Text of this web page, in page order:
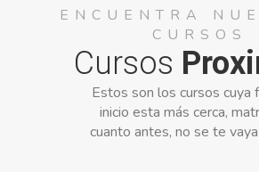
ENCUENTRA
CURSOS
Cursos
Estos son los cursos cuya
inicio esta más cerca,
cuanto antes, no se te